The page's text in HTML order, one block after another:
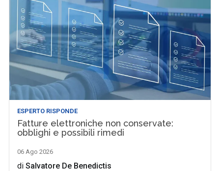
ESPERTO RISPONDE
Fatture elettroniche non conservate:
obblighi e possibili rimedi
06 Ago 2026
diSalvatore De Benedictis